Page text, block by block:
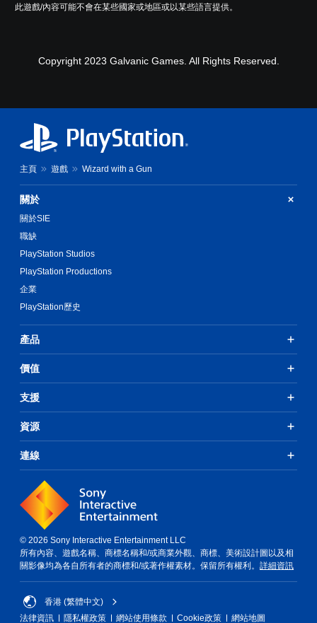
此遊戲/內容可能不會在某些國家或地區或以某些語言提供。
Copyright 2023 Galvanic Games. All Rights Reserved.
主頁 遊戲 Wizard with a Gun
關於
關於SIE
職缺
PlayStation Studios
PlayStation Productions
企業
PlayStation歷史
產品
價值
支援
資源
連線
© 2026 Sony Interactive Entertainment LLC
所有內容、遊戲名稱、商標名稱和/或商業外觀、商標、美術設計圖以及相
關影像均為各自所有者的商標和/或著作權素材。保留所有權利。 詳細資訊
香港 (繁體中文)
法律資訊
隱私權政策 網站使用條款 Cookie政策 網站地圖